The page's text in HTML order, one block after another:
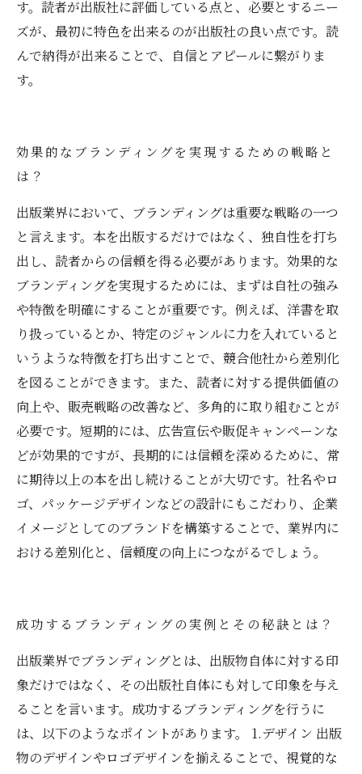
す。読者が出版社に評価している点と、必要とするニー
ズが、最初に特色を出来るのが出版社の良い点です。読
んで納得が出来ることで、自信とアピールに繋がりま
す。
効果的なブランディングを実現するための戦略と
は？
出版業界において、ブランディングは重要な戦略の一つ
と言えます。本を出版するだけではなく、独自性を打ち
出し、読者からの信頼を得る必要があります。効果的な
ブランディングを実現するためには、まずは自社の強み
や特徴を明確にすることが重要です。例えば、洋書を取
り扱っているとか、特定のジャンルに力を入れていると
いうような特徴を打ち出すことで、競合他社から差別化
を図ることができます。また、読者に対する提供価値の
向上や、販売戦略の改善など、多角的に取り組むことが
必要です。短期的には、広告宣伝や販促キャンペーンな
どが効果的ですが、長期的には信頼を深めるために、常
に期待以上の本を出し続けることが大切です。社名やロ
ゴ、パッケージデザインなどの設計にもこだわり、企業
イメージとしてのブランドを構築することで、業界内に
おける差別化と、信頼度の向上につながるでしょう。
成功するブランディングの実例とその秘訣とは？
出版業界でブランディングとは、出版物自体に対する印
象だけではなく、その出版社自体にも対して印象を与え
ることを言います。成功するブランディングを行うに
は、以下のようなポイントがあります。 1.デザイン 出版
物のデザインやロゴデザインを揃えることで、視覚的な